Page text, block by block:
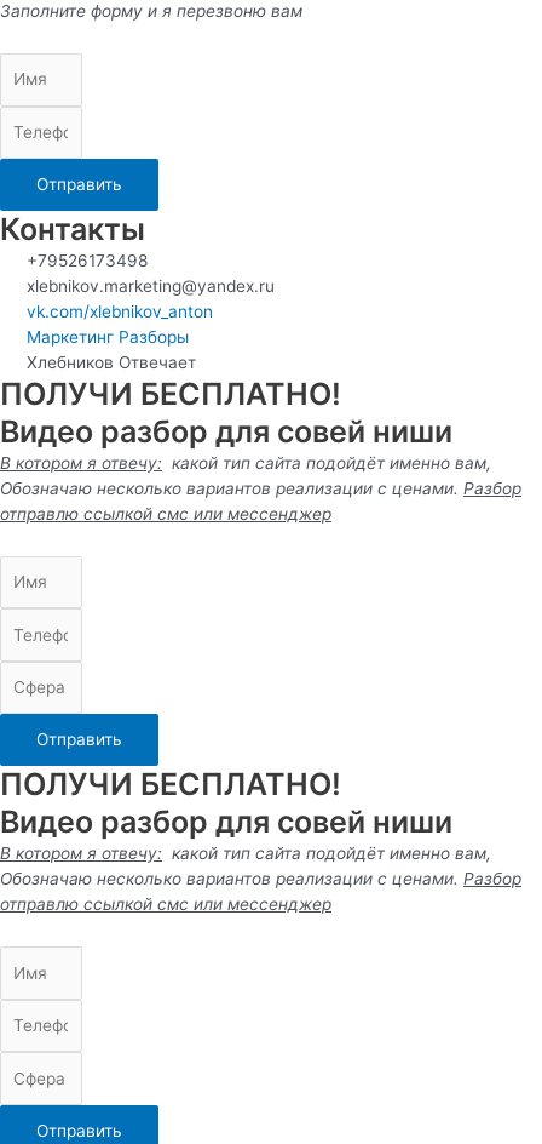
Заполните форму и я перезвоню вам
Отправить
Контакты
+79526173498
xlebnikov.marketing@yandex.ru
vk.com/xlebnikov_anton
Маркетинг Разборы
Хлебников Отвечает
ПОЛУЧИ БЕСПЛАТНО!
Видео разбор для совей ниши
В котором я отвечу: какой тип сайта подойдёт именно вам,
Обозначаю несколько вариантов реализации с ценами. Разбор
отправлю ссылкой смс или мессенджер
Отправить
ПОЛУЧИ БЕСПЛАТНО!
Видео разбор для совей ниши
В котором я отвечу: какой тип сайта подойдёт именно вам,
Обозначаю несколько вариантов реализации с ценами. Разбор
отправлю ссылкой смс или мессенджер
Отправить